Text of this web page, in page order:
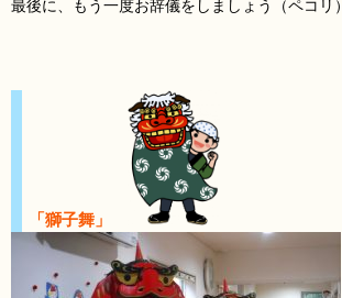
最後に、もう一度お辞儀をしましょう（ペコリ）
「獅子舞」